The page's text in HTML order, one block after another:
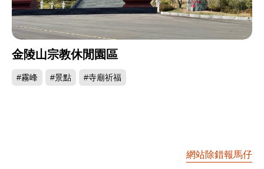
金陵山宗教休閒園區
#霧峰 #景點 #寺廟祈福
網站除錯報馬仔